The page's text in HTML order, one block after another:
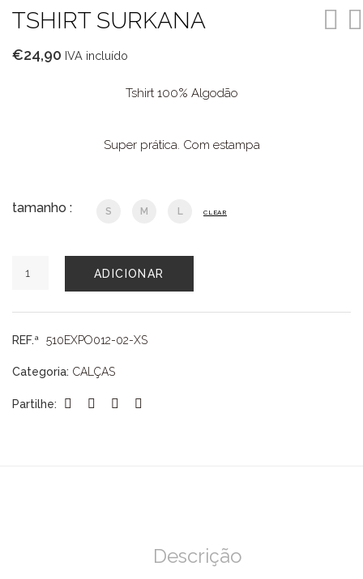
TSHIRT SURKANA
€24,90 IVA incluído
Tshirt 100% Algodão
Super prática. Com estampa
tamanho : S M L CLEAR
de
SURKANA
ADICIONAR
REF.ª 510EXPO012-02-XS
Categoria: CALÇAS
Partilhe:
Descrição